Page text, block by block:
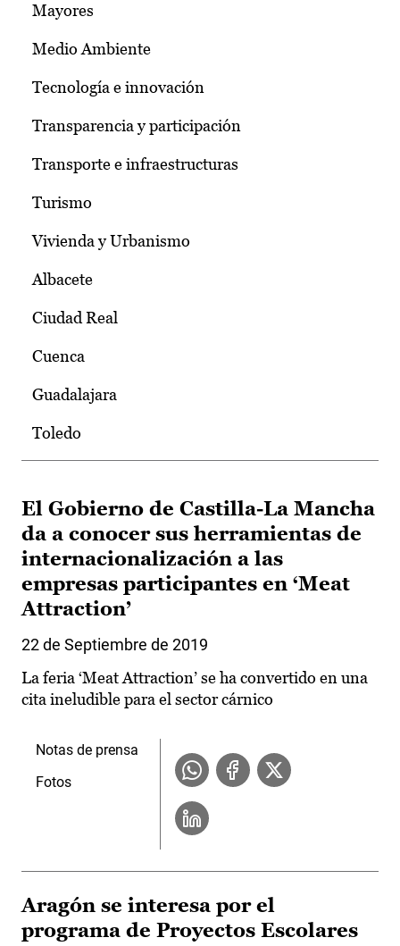
Mayores
Medio Ambiente
Tecnología e innovación
Transparencia y participación
Transporte e infraestructuras
Turismo
Vivienda y Urbanismo
Albacete
Ciudad Real
Cuenca
Guadalajara
Toledo
El Gobierno de Castilla-La Mancha
da a conocer sus herramientas de
internacionalización a las
empresas participantes en ‘Meat
Attraction’
22 de Septiembre de 2019
La feria ‘Meat Attraction’ se ha convertido en una
cita ineludible para el sector cárnico
Notas de prensa
Fotos
Aragón se interesa por el
programa de Proyectos Escolares